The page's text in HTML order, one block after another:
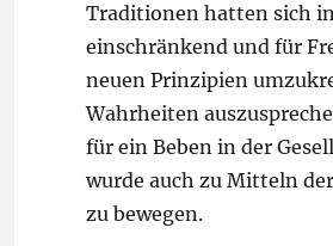
Traditionen hatten sich
einschränkend und für
neuen Prinzipien
Wahrheiten
für ein Beben in der
wurde auch zu Mitteln
zu bewegen.